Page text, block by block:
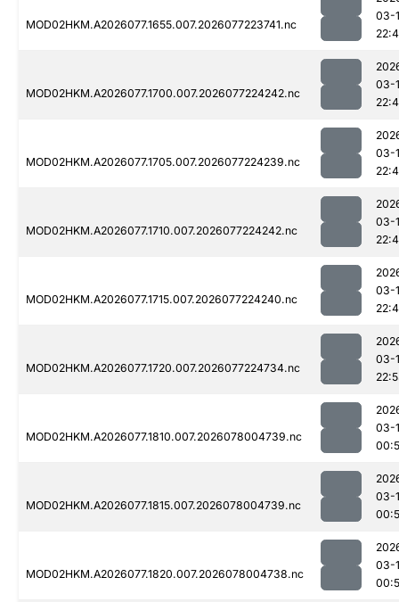
MOD02HKM.A2026077.1655.007.2026077223741.nc
03-
MOD02HKM.A2026077.1700.007.2026077224242.nc
03-
MOD02HKM.A2026077.1705.007.2026077224239.nc
03-
MOD02HKM.A2026077.1710.007.2026077224242.nc
03-
MOD02HKM.A2026077.1715.007.2026077224240.nc
03-
MOD02HKM.A2026077.1720.007.2026077224734.nc
03-
MOD02HKM.A2026077.1810.007.2026078004739.nc
03-
MOD02HKM.A2026077.1815.007.2026078004739.nc
03-
MOD02HKM.A2026077.1820.007.2026078004738.nc
03-